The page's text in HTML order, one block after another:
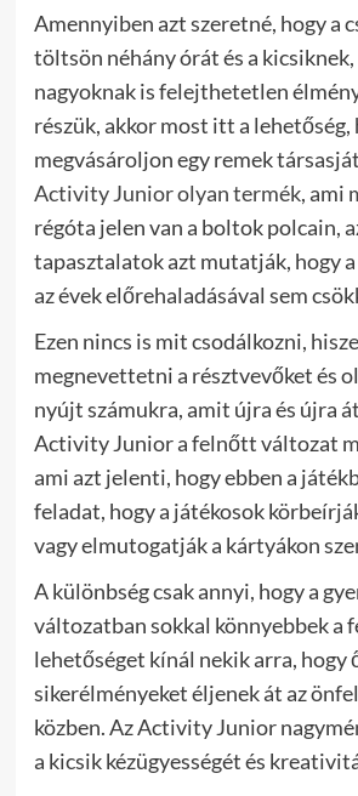
Amennyiben azt szeretné, hogy a
töltsön néhány órát és a
nagyoknak is felejthetetlen
részük, akkor most itt a lehetőség,
megvásároljon egy remek
Activity Junior olyan termék, ami
régóta jelen van a boltok polcain,
tapasztalatok azt mutatják, hogy a
az évek előrehaladásával sem
Ezen nincs is mit csodálkozni,
megnevettetni a résztvevőket és
nyújt számukra, amit újra és újra
Activity Junior a felnőtt változat
ami azt jelenti, hogy ebben a
feladat, hogy a játékosok
vagy elmutogatják a kártyákon
A különbség csak annyi, hogy a
változatban sokkal könnyebbek a
lehetőséget kínál nekik arra, hogy
sikerélményeket éljenek át az
közben. Az Activity Junior
a kicsik kézügyességét és